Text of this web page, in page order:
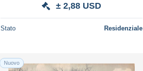
± 2,88 USD
Stato Residenziale
Nuovo